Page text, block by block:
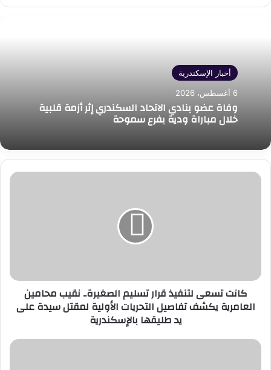
أخبار الإسكندرية
6 أغسطس، 2026
وفاة عضو بنادي الاتحاد السكندري إثر أزمة قلبية
خلال مباراة ودية بفرع سموحة
كانت
العامرية
يكشف
تفاصيل
لمقتل
كانت تسعى لتنفيذ قرار تسليم الصغيرة.. نقيب محامين
العامرية يكشف تفاصيل التحريات الأولية لمقتل سيدة على
يد طليقها بالإسكندرية
محافظ